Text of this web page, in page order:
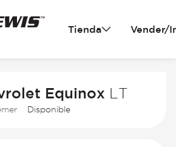
Tienda Vender/
Equinox LT
Disponible